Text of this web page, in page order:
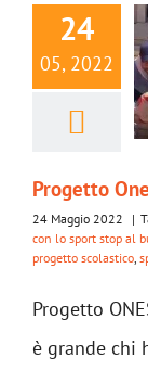
24
05, 2022
Progetto
24 Maggio 2022 |
con lo sport stop al
progetto scolastico
Progetto
è grande chi